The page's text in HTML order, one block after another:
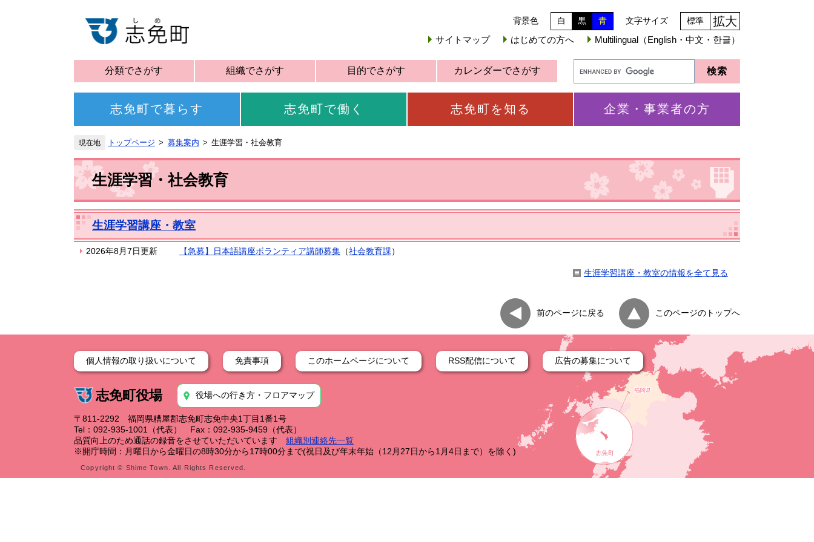
背景色 白 黒 青 文字サイズ 標準 拡大
サイトマップ はじめての方へ Multilingual（English・中文・한글）
分類でさがす 組織でさがす 目的でさがす カレンダーでさがす
志免町で暮らす 志免町で働く 志免町を知る 企業・事業者の方
トップページ 募集案内 生涯学習・社会教育
生涯学習・社会教育
生涯学習講座・教室
2026年8月7日更新 【急募】日本語講座ボランティア講師募集 （社会教育課）
生涯学習講座・教室の情報を全て見る
前のページに戻る このページのトップへ
個人情報の取り扱いについて 免責事項 このホームページについて RSS配信について 広告の募集について
志免町役場 役場への行き方・フロアマップ
〒811-2292 福岡県糟屋郡志免町志免中央1丁目1番1号
Tel：092-935-1001（代表） Fax：092-935-9459（代表）
品質向上のため通話の録音をさせていただいています
組織別連絡先一覧
※開庁時間：月曜日から金曜日の8時30分から17時00分まで(祝日及び年末年始（12月27日から1月4日まで）を除く)
Copyright © Shime Town. All Rights Reserved.